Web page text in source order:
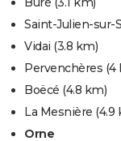
Saint-Julien-sur-
Vidai (3.8 km)
Pervenchères (4
Boëcé (4.8 km)
La Mesnière (4.9
Orne